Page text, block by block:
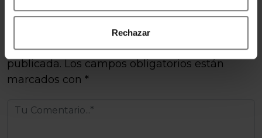
Rechazar
Deja una respuesta
Tu dirección de correo electrónico no será
publicada. Los campos obligatorios están
marcados con *